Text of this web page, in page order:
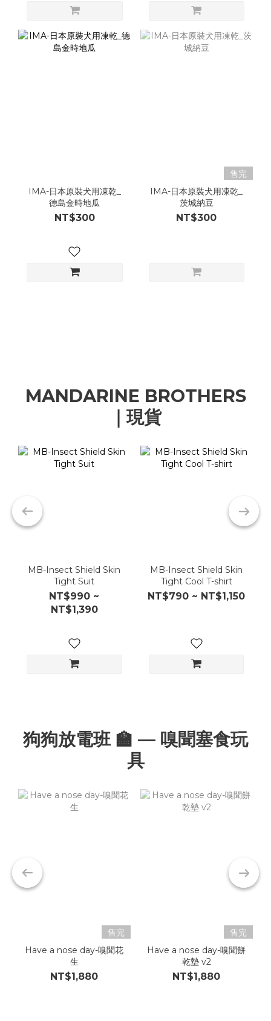
IMA-日本原裝犬用凍乾_
德島金時地瓜
NT$300
售完
IMA-日本原裝犬用凍乾_
茨城納豆
NT$300
MANDARINE BROTHERS
｜現貨
MB-Insect Shield Skin
Tight Suit
NT$990 ~
NT$1,390
MB-Insect Shield Skin
Tight Cool T-shirt
NT$790 ~ NT$1,150
狗狗放電班 🏫 — 嗅聞塞食玩
具
售完
Have a nose day-嗅聞花
生
NT$1,880
售完
Have a nose day-嗅聞餅
乾墊 v2
NT$1,880